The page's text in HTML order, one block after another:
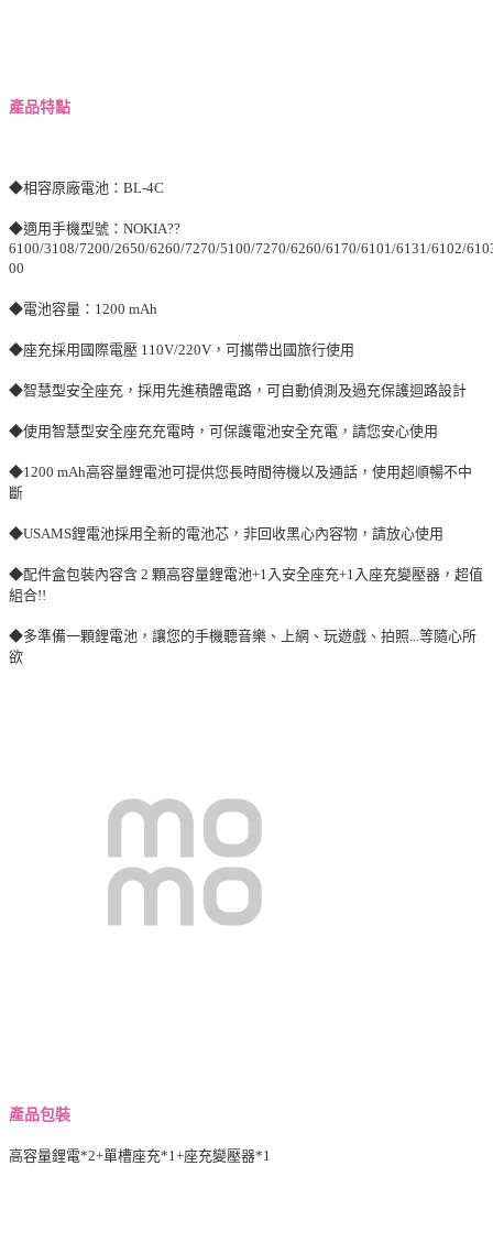
產品特點
◆相容原廠電池：BL-4C
◆適用手機型號：NOKIA??
6100/3108/7200/2650/6260/7270/5100/7270/6260/6170/6101/6131/6102/
00
◆電池容量：1200 mAh
◆座充採用國際電壓 110V/220V，可攜帶出國旅行使用
◆智慧型安全座充，採用先進積體電路，可自動偵測及過充保護迴路設計
◆使用智慧型安全座充充電時，可保護電池安全充電，請您安心使用
◆1200 mAh高容量鋰電池可提供您長時間待機以及通話，使用超順暢不中
斷
◆USAMS鋰電池採用全新的電池芯，非回收黑心內容物，請放心使用
◆配件盒包裝內容含 2 顆高容量鋰電池+1入安全座充+1入座充變壓器，超值
組合!!
◆多準備一顆鋰電池，讓您的手機聽音樂、上網、玩遊戲、拍照...等隨心所
欲
產品包裝
高容量鋰電*2+單槽座充*1+座充變壓器*1